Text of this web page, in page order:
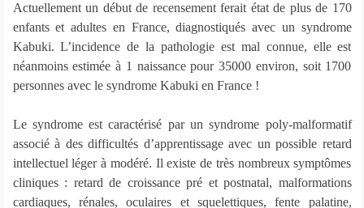
Actuellement un début de recensement ferait état de plus de 170
enfants et adultes en France, diagnostiqués avec un syndrome
Kabuki. L’incidence de la pathologie est mal connue, elle est
néanmoins estimée à 1 naissance pour 35000 environ, soit 1700
personnes avec le syndrome Kabuki en France !
Le syndrome est caractérisé par un syndrome poly-malformatif
associé à des difficultés d’apprentissage avec un possible retard
intellectuel léger à modéré. Il existe de très nombreux symptômes
cliniques : retard de croissance pré et postnatal, malformations
cardiaques, rénales, oculaires et squelettiques, fente palatine,